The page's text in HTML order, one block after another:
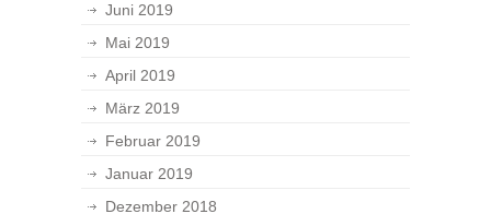
Juni 2019
Mai 2019
April 2019
März 2019
Februar 2019
Januar 2019
Dezember 2018